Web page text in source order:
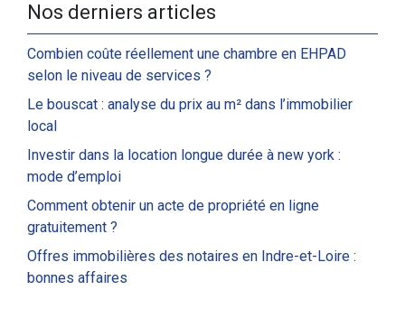
Nos derniers articles
Combien coûte réellement une chambre en EHPAD
selon le niveau de services ?
Le bouscat : analyse du prix au m² dans l’immobilier
local
Investir dans la location longue durée à new york :
mode d’emploi
Comment obtenir un acte de propriété en ligne
gratuitement ?
Offres immobilières des notaires en Indre-et-Loire :
bonnes affaires